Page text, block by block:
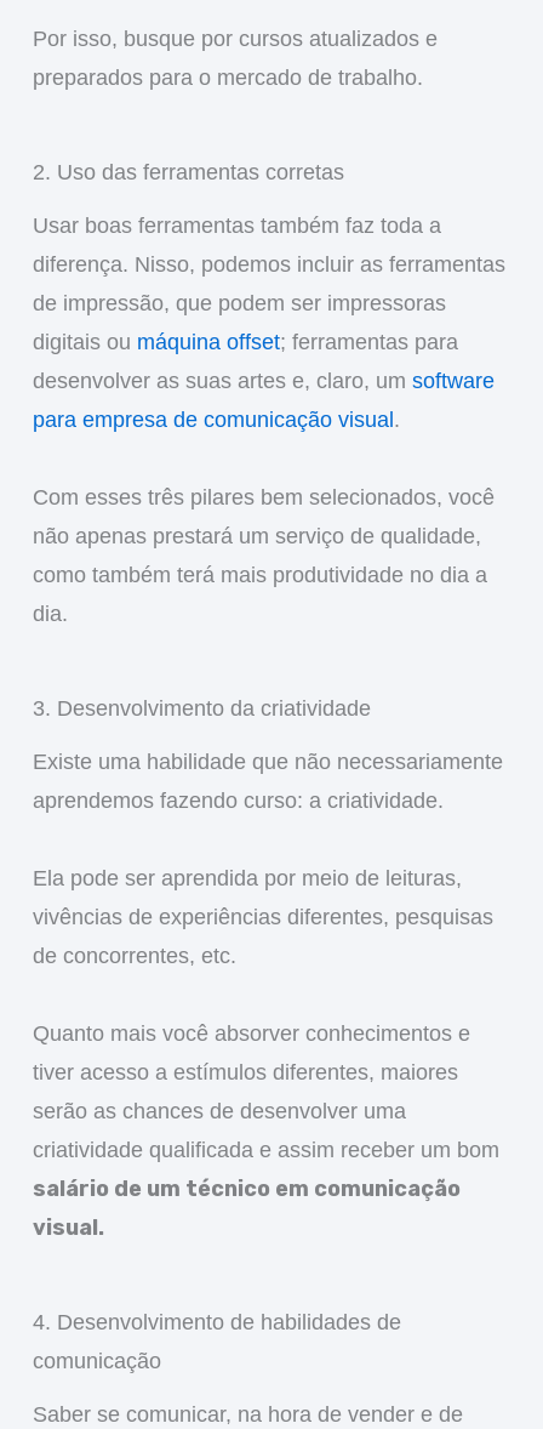
Por isso, busque por cursos atualizados e
preparados para o mercado de trabalho.
2. Uso das ferramentas corretas
Usar boas ferramentas também faz toda a
diferença. Nisso, podemos incluir as ferramentas
de impressão, que podem ser impressoras
digitais ou máquina offset; ferramentas para
desenvolver as suas artes e, claro, um software
para empresa de comunicação visual.
Com esses três pilares bem selecionados, você
não apenas prestará um serviço de qualidade,
como também terá mais produtividade no dia a
dia.
3. Desenvolvimento da criatividade
Existe uma habilidade que não necessariamente
aprendemos fazendo curso: a criatividade.
Ela pode ser aprendida por meio de leituras,
vivências de experiências diferentes, pesquisas
de concorrentes, etc.
Quanto mais você absorver conhecimentos e
tiver acesso a estímulos diferentes, maiores
serão as chances de desenvolver uma
criatividade qualificada e assim receber um bom
salário de um técnico em comunicação
visual.
4. Desenvolvimento de habilidades de
comunicação
Saber se comunicar, na hora de vender e de